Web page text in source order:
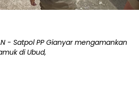
- Satpol PP Gianyar mengamankan
di Ubud,